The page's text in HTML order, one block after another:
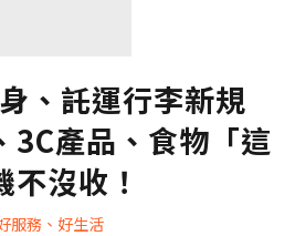
、託運行李新規
3C產品、食物「這
沒收！
服務、好生活